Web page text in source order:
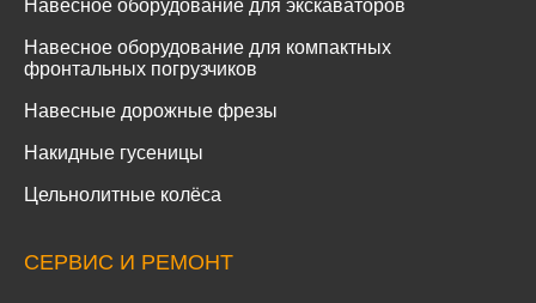
Навесное оборудование для экскаваторов
Навесное оборудование для компактных
фронтальных погрузчиков
Навесные дорожные фрезы
Накидные гусеницы
Цельнолитные колёса
СЕРВИС И РЕМОНТ